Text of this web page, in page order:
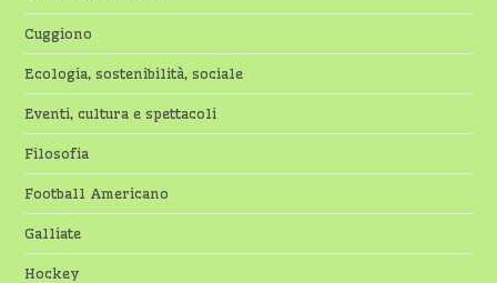
Cuggiono
Ecologia, sostenibilità, sociale
Eventi, cultura e spettacoli
Filosofia
Football Americano
Galliate
Hockey